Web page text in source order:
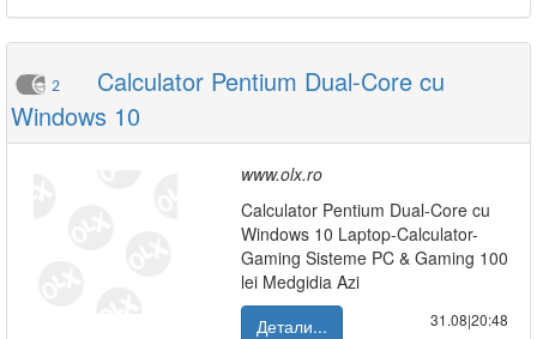
2
Calculator Pentium Dual-Core cu
Windows 10
www.olx.ro
Calculator Pentium Dual-Core cu
Windows 10 Laptop-Calculator-
Gaming Sisteme PC & Gaming 100
lei Medgidia Azi
Детали...
31.08|20:48